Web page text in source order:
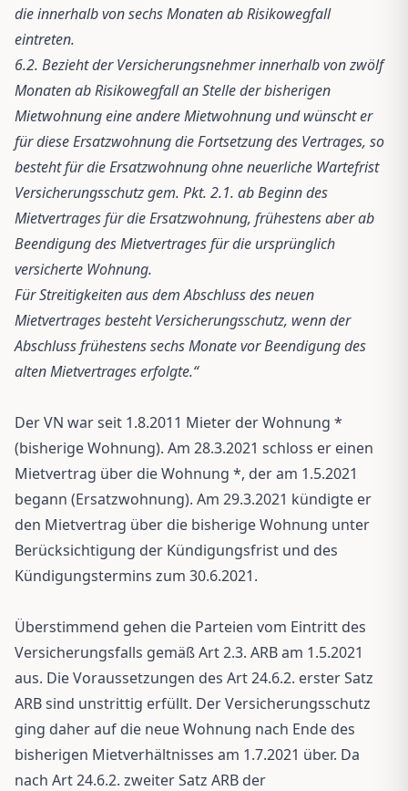
die innerhalb von sechs Monaten ab Risikowegfall
eintreten.
6.2. Bezieht der Versicherungsnehmer innerhalb von zwölf
Monaten ab Risikowegfall an Stelle der bisherigen
Mietwohnung eine andere Mietwohnung und wünscht er
für diese Ersatzwohnung die Fortsetzung des Vertrages, so
besteht für die Ersatzwohnung ohne neuerliche Wartefrist
Versicherungsschutz gem. Pkt. 2.1. ab Beginn des
Mietvertrages für die Ersatzwohnung, frühestens aber ab
Beendigung des Mietvertrages für die ursprünglich
versicherte Wohnung.
Für Streitigkeiten aus dem Abschluss des neuen
Mietvertrages besteht Versicherungsschutz, wenn der
Abschluss frühestens sechs Monate vor Beendigung des
alten Mietvertrages erfolgte.“
Der VN war seit 1.8.2011 Mieter der Wohnung *
(bisherige Wohnung). Am 28.3.2021 schloss er einen
Mietvertrag über die Wohnung *, der am 1.5.2021
begann (Ersatzwohnung). Am 29.3.2021 kündigte er
den Mietvertrag über die bisherige Wohnung unter
Berücksichtigung der Kündigungsfrist und des
Kündigungstermins zum 30.6.2021.
Überstimmend gehen die Parteien vom Eintritt des
Versicherungsfalls gemäß Art 2.3. ARB am 1.5.2021
aus. Die Voraussetzungen des Art 24.6.2. erster Satz
ARB sind unstrittig erfüllt. Der Versicherungsschutz
ging daher auf die neue Wohnung nach Ende des
bisherigen Mietverhältnisses am 1.7.2021 über. Da
nach Art 24.6.2. zweiter Satz ARB der